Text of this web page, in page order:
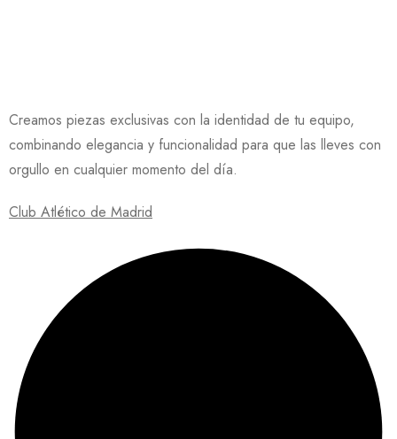
Creamos piezas exclusivas con la identidad de tu equipo,
combinando elegancia y funcionalidad para que las lleves con
orgullo en cualquier momento del día.
Club Atlético de Madrid